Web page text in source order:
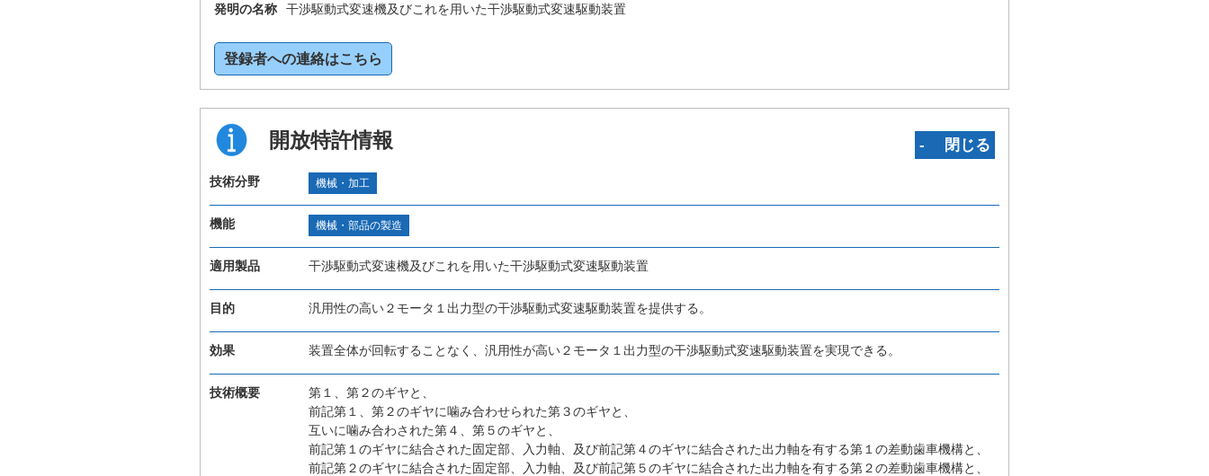
発明の名称
干渉駆動式変速機及びこれを用いた干渉駆動式変速駆動装置
登録者への連絡はこちら
開放特許情報 ‐ 閉じる
技術分野 機械・加工
機能 機械・部品の製造
適用製品 干渉駆動式変速機及びこれを用いた干渉駆動式変速駆動装置
目的 汎用性の高い２モータ１出力型の干渉駆動式変速駆動装置を提供する。
効果 装置全体が回転することなく、汎用性が高い２モータ１出力型の干渉駆動式変速駆動装置を実現できる。
技術概要
第１、第２のギヤと、
前記第１、第２のギヤに噛み合わせられた第３のギヤと、
互いに噛み合わされた第４、第５のギヤと、
前記第１のギヤに結合された固定部、入力軸、及び前記第４のギヤに結合された出力軸を有する第１の差動歯車機構と、
前記第２のギヤに結合された固定部、入力軸、及び前記第５のギヤに結合された出力軸を有する第２の差動歯車機構と、